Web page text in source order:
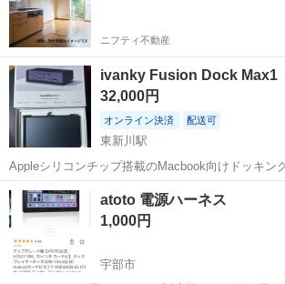
ニフティ不動産
ivanky Fusion Dock Max1
32,000円
オンライン決済 配送可
東新川駅
Appleシリコンチップ搭載のMacbook向けドッキン
す。 ■状態 使用期間 半年 目立つ傷なし ■使用環境 ペットなし・喫
煙なし ■付属品 箱・説明書あり ■その他 手渡し、配送どちらも可能で
す。...
山口 宇部市 東新川駅 周辺機器
atoto 電源ハーネス
1,000円
宇部市